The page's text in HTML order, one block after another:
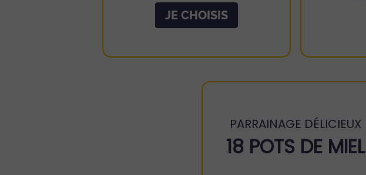
JE CHOISIS
PARRAINAGE DÉLICIEUX
18 POTS DE MIEL